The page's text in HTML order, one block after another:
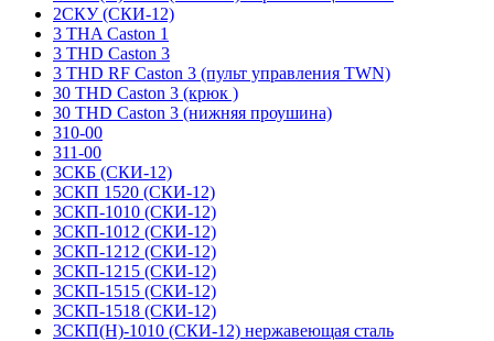
2СКУ (СКИ-12)
3 THA Caston 1
3 THD Caston 3
3 THD RF Caston 3 (пульт управления TWN)
30 THD Caston 3 (крюк )
30 THD Caston 3 (нижняя проушина)
310-00
311-00
3СКБ (СКИ-12)
3СКП 1520 (СКИ-12)
3СКП-1010 (СКИ-12)
3СКП-1012 (СКИ-12)
3СКП-1212 (СКИ-12)
3СКП-1215 (СКИ-12)
3СКП-1515 (СКИ-12)
3СКП-1518 (СКИ-12)
3СКП(Н)-1010 (СКИ-12) нержавеющая сталь